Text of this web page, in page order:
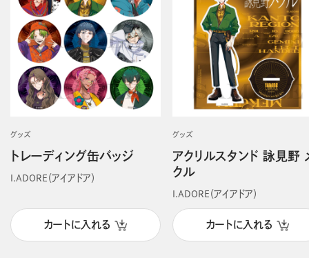
グッズ
トレーディング缶バッジ
I.ADORE（アイアドア）
カートに入れる
グッズ
アクリルスタンド 詠見野
クル
I.ADORE（アイアドア）
カートに入れる